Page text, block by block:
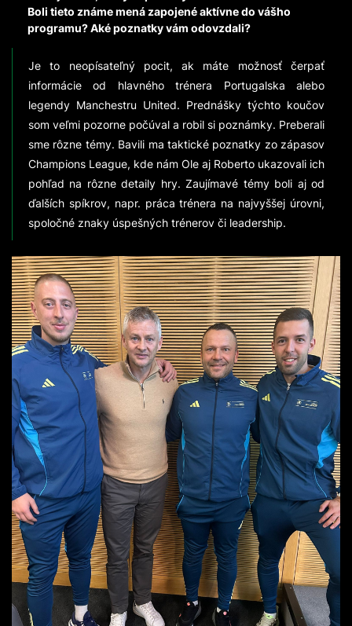
Boli tieto známe mená zapojené aktívne do vášho
programu? Aké poznatky vám odovzdali?
Je to neopísateľný pocit, ak máte možnosť čerpať
informácie od hlavného trénera Portugalska alebo
legendy Manchestru United. Prednášky týchto koučov
som veľmi pozorne počúval a robil si poznámky. Preberali
sme rôzne témy. Bavili ma taktické poznatky zo zápasov
Champions League, kde nám Ole aj Roberto ukazovali ich
pohľad na rôzne detaily hry. Zaujímavé témy boli aj od
ďalších spíkrov, napr. práca trénera na najvyššej úrovni,
spoločné znaky úspešných trénerov či leadership.